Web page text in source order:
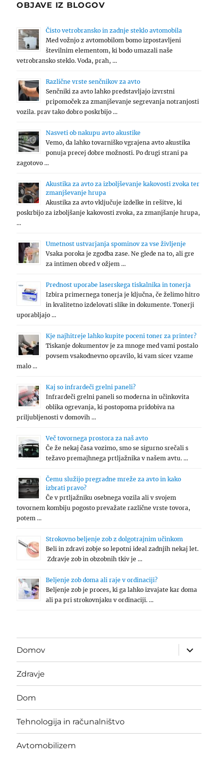
OBJAVE IZ BLOGOV
Čisto vetrobransko in zadnje steklo avtomobila
Med vožnjo z avtomobilom bomo izpostavljeni
številnim elementom, ki bodo umazali naše
vetrobransko steklo. Voda, prah, …
Različne vrste senčnikov za avto
Senčniki za avto lahko predstavljajo izvrstni
pripomoček za zmanjševanje segrevanja notranjosti
vozila. prav tako dobro poskrbijo …
Nasveti ob nakupu avto akustike
Vemo, da lahko tovarniško vgrajena avto akustika
ponuja precej dobre možnosti. Po drugi strani pa
zagotovo …
Akustika za avto za izboljševanje kakovosti zvoka ter
zmanjševanje hrupa
Akustika za avto vključuje izdelke in rešitve, ki
poskrbijo za izboljšanje kakovosti zvoka, za zmanjšanje hrupa,
…
Umetnost ustvarjanja spominov za vse življenje
Vsaka poroka je zgodba zase. Ne glede na to, ali gre
za intimen obred v ožjem …
Prednost uporabe laserskega tiskalnika in tonerja
Izbira primernega tonerja je ključna, če želimo hitro
in kvalitetno izdelovati slike in dokumente. Tonerji
uporabljajo …
Kje najhitreje lahko kupite poceni toner za printer?
Tiskanje dokumentov je za mnoge med vami postalo
povsem vsakodnevno opravilo, ki vam sicer vzame
malo …
Kaj so infrardeči grelni paneli?
Infrardeči grelni paneli so moderna in učinkovita
oblika ogrevanja, ki postopoma pridobiva na
priljubljenosti v domovih …
Več tovornega prostora za naš avto
Če že nekaj časa vozimo, smo se sigurno srečali s
težavo premajhnega prtljažnika v našem avtu. …
Čemu služijo pregradne mreže za avto in kako
izbrati pravo?
Če v prtljažniku osebnega vozila ali v svojem
tovornem kombiju pogosto prevažate različne vrste tovora,
potem …
Strokovno beljenje zob z dolgotrajnim učinkom
Beli in zdravi zobje so lepotni ideal zadnjih nekaj let.
Zdravje zob in obzobnih tkiv je …
Beljenje zob doma ali raje v ordinaciji?
Beljenje zob je proces, ki ga lahko izvajate kar doma
ali pa pri strokovnjaku v ordinaciji. …
Domov
expand
child
menu
Zdravje
Dom
Tehnologija in računalništvo
Avtomobilizem